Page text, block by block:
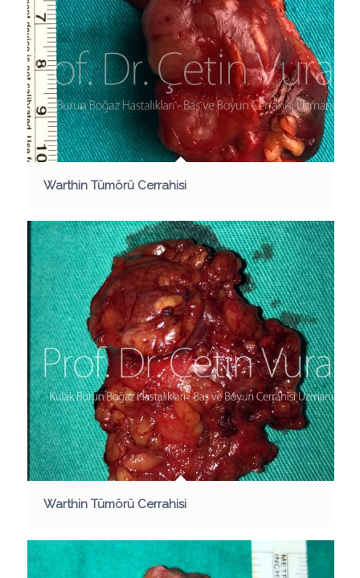
Warthin Tümörü Cerrahisi
Warthin Tümörü Cerrahisi